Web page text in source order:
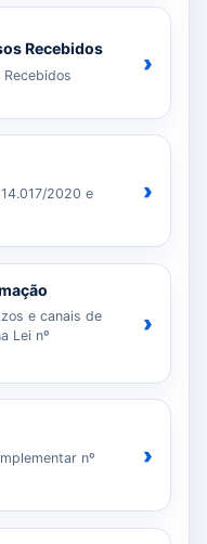
Recebidos
›
2020 e
›
e canais de
Lei nº
›
nº
›